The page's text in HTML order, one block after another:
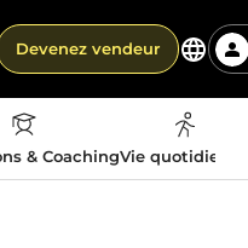
Devenez vendeur
& CoachingVie